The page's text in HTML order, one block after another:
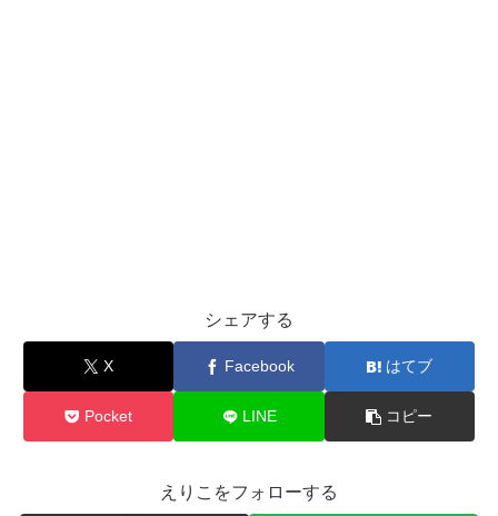
シェアする
X Facebook はてブ
Pocket LINE コピー
えりこをフォローする